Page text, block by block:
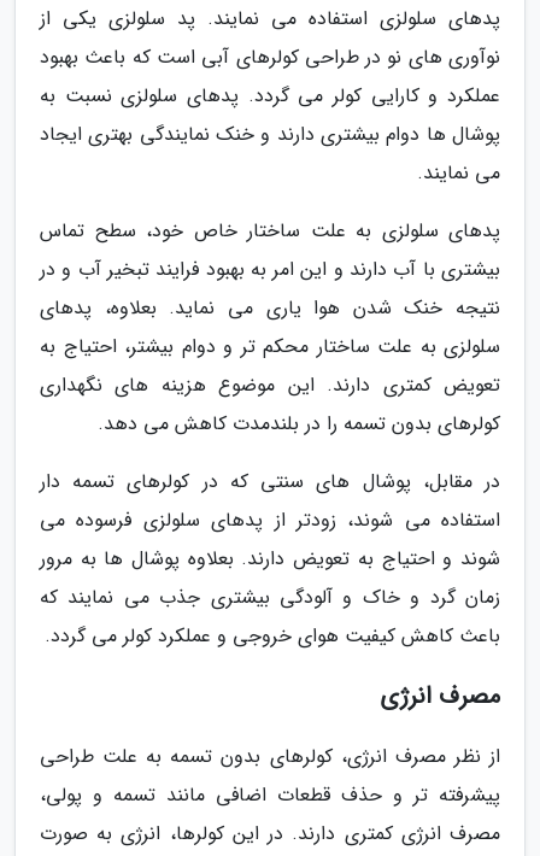
پدهای سلولزی استفاده می نمایند. پد سلولزی یکی از
نوآوری های نو در طراحی کولرهای آبی است که باعث بهبود
عملکرد و کارایی کولر می گردد. پدهای سلولزی نسبت به
پوشال ها دوام بیشتری دارند و خنک نمایندگی بهتری ایجاد
می نمایند.
پدهای سلولزی به علت ساختار خاص خود، سطح تماس
بیشتری با آب دارند و این امر به بهبود فرایند تبخیر آب و در
نتیجه خنک شدن هوا یاری می نماید. بعلاوه، پدهای
سلولزی به علت ساختار محکم تر و دوام بیشتر، احتیاج به
تعویض کمتری دارند. این موضوع هزینه های نگهداری
کولرهای بدون تسمه را در بلندمدت کاهش می دهد.
در مقابل، پوشال های سنتی که در کولرهای تسمه دار
استفاده می شوند، زودتر از پدهای سلولزی فرسوده می
شوند و احتیاج به تعویض دارند. بعلاوه پوشال ها به مرور
زمان گرد و خاک و آلودگی بیشتری جذب می نمایند که
باعث کاهش کیفیت هوای خروجی و عملکرد کولر می گردد.
مصرف انرژی
از نظر مصرف انرژی، کولرهای بدون تسمه به علت طراحی
پیشرفته تر و حذف قطعات اضافی مانند تسمه و پولی،
مصرف انرژی کمتری دارند. در این کولرها، انرژی به صورت